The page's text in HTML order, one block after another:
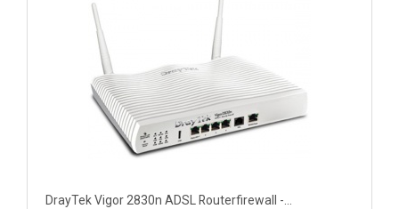
DrayTek Vigor 2830n ADSL Routerfirewall -...